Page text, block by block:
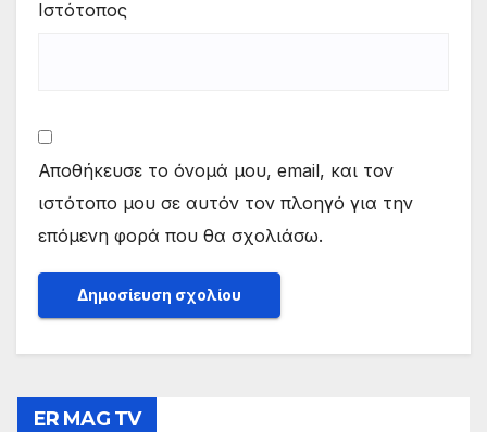
Ιστότοπος
Αποθήκευσε το όνομά μου, email, και τον
ιστότοπο μου σε αυτόν τον πλοηγό για την
επόμενη φορά που θα σχολιάσω.
ER MAG TV